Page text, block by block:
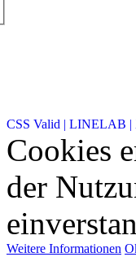
CSS Valid | LINELAB |
Cookies
der
Weitere Informationen